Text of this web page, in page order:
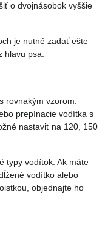
o dvojnásobok vyššie
je nutné zadať ešte
hlavu psa.
rovnakým vzorom.
prepínacie vodítka s
nastaviť na 120, 150
typy vodítok. Ak máte
vodítko alebo
objednajte ho